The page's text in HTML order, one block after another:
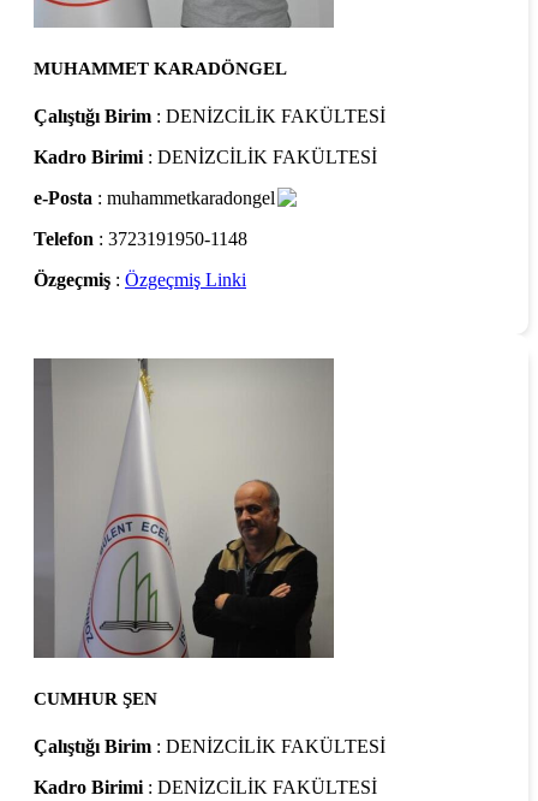
MUHAMMET KARADÖNGEL
Çalıştığı Birim : DENİZCİLİK FAKÜLTESİ
Kadro Birimi : DENİZCİLİK FAKÜLTESİ
e-Posta : muhammetkaradongel
Telefon : 3723191950-1148
Özgeçmiş : Özgeçmiş Linki
CUMHUR ŞEN
Çalıştığı Birim : DENİZCİLİK FAKÜLTESİ
Kadro Birimi : DENİZCİLİK FAKÜLTESİ